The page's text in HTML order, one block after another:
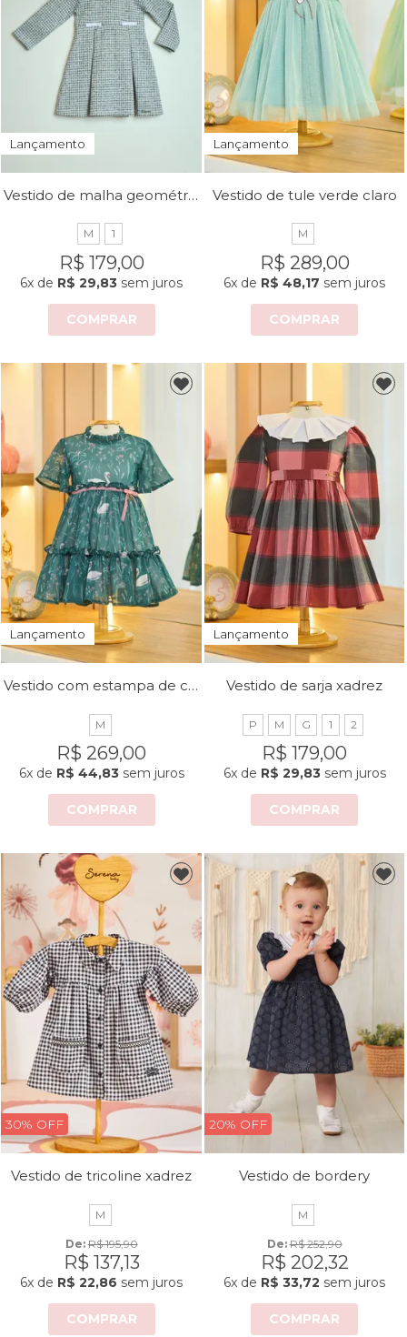
Lançamento
Vestido de malha geométrica com pregas
M 1
R$ 179,00
6x de R$ 29,83 sem juros
COMPRAR
Lançamento
Vestido de tule verde claro
M
R$ 289,00
6x de R$ 48,17 sem juros
COMPRAR
Lançamento
Vestido com estampa de cisne
M
R$ 269,00
6xde R$ 44,83sem juros
COMPRAR
Lançamento
Vestido de sarja xadrez
P M G 1 2
R$ 179,00
6xde R$ 29,83sem juros
COMPRAR
30% OFF
Vestido de tricoline xadrez
M
De: R$ 195,90
R$ 137,13
6x de R$ 22,86 sem juros
COMPRAR
20% OFF
Vestido de bordery
M
De: R$ 252,90
R$ 202,32
6x de R$ 33,72 sem juros
COMPRAR